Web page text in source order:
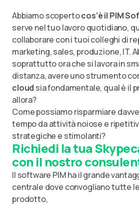
Abbiamo scopertocos’è il PIM
serve nel tuo lavoro quotidiano,
collaborare con i tuoi colleghi di
marketing, sales, produzione, IT.
soprattutto ora che si lavora in
distanza, avere uno strumento
cloud sia fondamentale, qual è il
allora?
Come possiamo risparmiare
tempo da attività noiose e
strategiche e stimolanti?
Richiedi la tua
con il nostro
Il software PIM ha il grande
centrale dove convogliano tutte
prodotto,